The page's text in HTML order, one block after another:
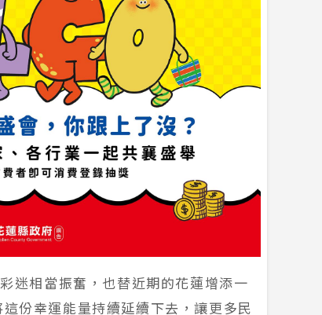
迷相當振奮，也替近期的花蓮增添一
份幸運能量持續延續下去，讓更多民